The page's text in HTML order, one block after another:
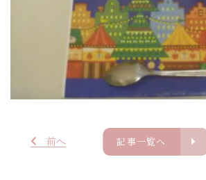
前へ 記事一覧へ